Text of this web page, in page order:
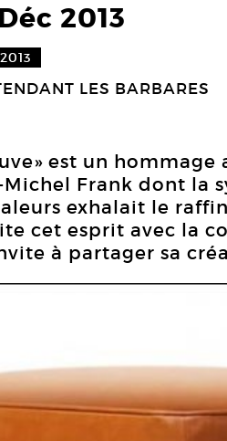
2013
LES BARBARES
est un
Michel Frank dont la
exhalait le
cet esprit avec la
à partager sa